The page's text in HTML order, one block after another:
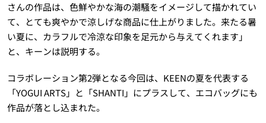
さんの作品は、色鮮やかな海の潮騒をイメージして描かれてい
て、とても爽やかで涼しげな商品に仕上がりました。来たる暑
い夏に、カラフルで冷涼な印象を足元から与えてくれます」
と、キーンは説明する。
コラボレーション第2弾となる今回は、KEENの夏を代表する
「YOGUI ARTS」と「SHANTI」にプラスして、エコバッグにも
作品が落とし込まれた。